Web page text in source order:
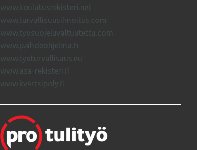
www.koulutusrekisteri.net
www.turvallisuusilmoitus.com
www.tyosuojeluvaltuutettu.com
www.paihdeohjelma.fi
www.tyoturvallisuus.eu
www.asa-rekisteri.fi
www.kvartsipoly.fi